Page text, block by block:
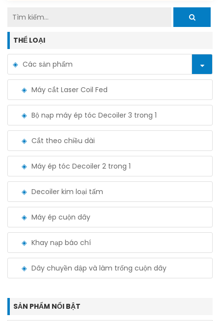
THỂ LOẠI
Các sản phẩm
Máy cắt Laser Coil Fed
Bộ nạp máy ép tóc Decoiler 3 trong 1
Cắt theo chiều dài
Máy ép tóc Decoiler 2 trong 1
Decoiler kim loại tấm
Máy ép cuộn dây
Khay nạp báo chí
Dây chuyền dập và làm trống cuộn dây
SẢN PHẨM NỔI BẬT